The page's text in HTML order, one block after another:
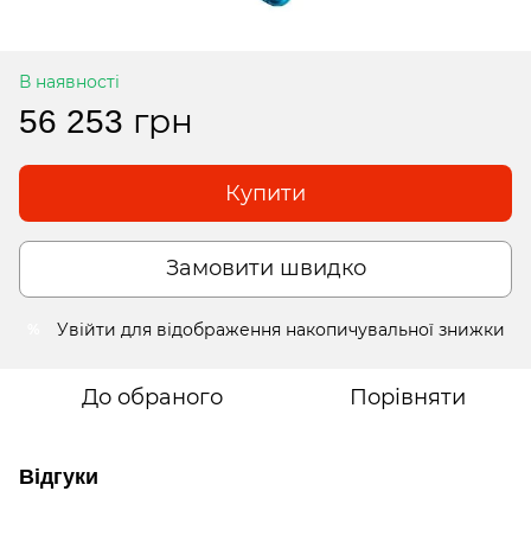
В наявності
56 253 грн
Купити
Замовити швидко
Увійти для відображення накопичувальної знижки
До обраного Порівняти
Відгуки